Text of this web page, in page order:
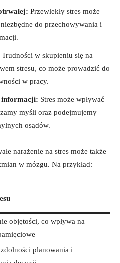
Przewlekły stres może
do przechowywania i
Trudności w skupieniu się na
stresu, co może prowadzić do
w pracy.
informacji: Stres może wpływać
myśli oraz podejmujemy
osądów.
narażenie na stres może także
w mózgu. Na przykład:
objętości, co wpływa na
zdolności planowania i